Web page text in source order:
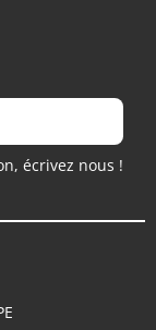
écrivez nous !